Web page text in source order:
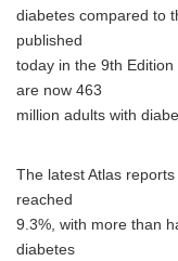
diabetes compared to
published
today in the 9th
are now 463
million adults with
The latest Atlas
reached
9.3%, with more than
diabetes